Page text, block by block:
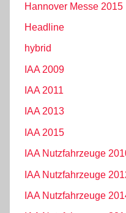
Hannover Messe 2015
Headline
hybrid
IAA 2009
IAA 2011
IAA 2013
IAA 2015
IAA Nutzfahrzeuge
IAA Nutzfahrzeuge
IAA Nutzfahrzeuge